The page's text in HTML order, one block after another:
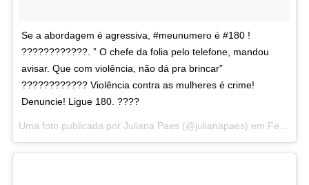
Se a abordagem é agressiva, #meunumero é #180 !
????????????. ” O chefe da folia pelo telefone, mandou
avisar. Que com violência, não dá pra brincar”
???????????? Violência contra as mulheres é crime!
Denuncie! Ligue 180. ????
Uma foto publicada por Juliana Paes (@julianapaes) em Fev 6, 2016 às 9:18 PST